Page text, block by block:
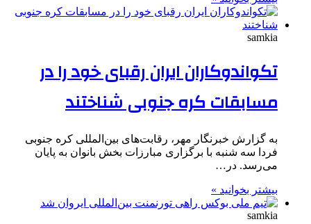
samkia
تکواندوکاران ایران رقبای خود را در
مسابقات کره جنوبی شناختند
به گزارش خبرنگار مهر، رقابت‌های بین‌المللی کره جنوبی
فردا سه شنبه با برگزاری مبارزات بخش بانوان به پایان
می‌رسد. در…
بیشتر بخوانید »
samkia